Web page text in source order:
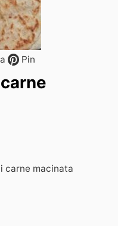
Pin
carne macinata